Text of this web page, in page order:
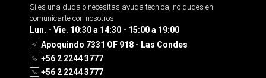
Si es una duda o necesitas ayuda tecnica, no dudes en
comunicarte con nosotros
Lun. - Vie. 10:30 a 14:30 - 15:00 a 19:00
Apoquindo 7331 OF 918 - Las Condes
+56 2 2244 3777
+56 2 2244 3777